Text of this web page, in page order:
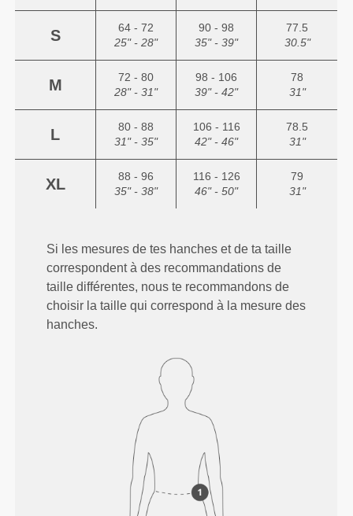
S
64 - 72
25" - 28"
90 - 98
35" - 39"
77.5
30.5"
M
72 - 80
28" - 31"
98 - 106
39" - 42"
78
31"
L
80 - 88
31" - 35"
106 - 116
42" - 46"
78.5
31"
XL
88 - 96
35" - 38"
116 - 126
46" - 50"
79
31"
Si les mesures de tes hanches et de ta taille
correspondent à des recommandations de
taille différentes, nous te recommandons de
choisir la taille qui correspond à la mesure des
hanches.